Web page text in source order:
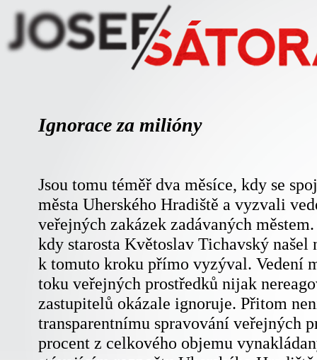
Ignorace za milióny
Jsou tomu téměř dva měsíce, kdy se
města Uherského Hradiště a vyzvali
veřejných zakázek zadávaných
kdy starosta Květoslav Tichavský
k tomuto kroku přímo vyzýval. Vedení
toku veřejných prostředků nijak
zastupitelů okázale ignoruje. Přitom
transparentnímu spravování veřejných
procent z celkového objemu